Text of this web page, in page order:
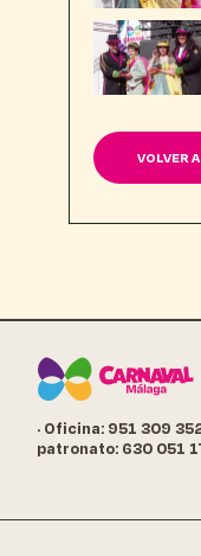
VOLVER
· Oficina: 951 309
patronato: 630 051